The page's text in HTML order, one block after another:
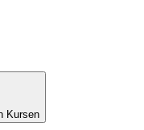
Kursen